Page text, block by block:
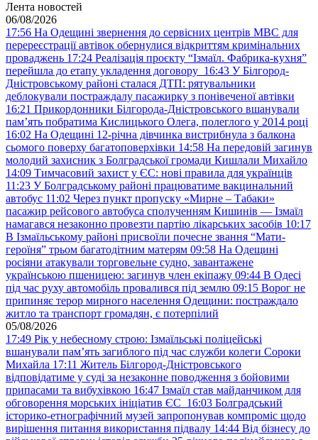
Лента новостей
06/08/2026
17:56 На Одещині звернення до сервісних центрів МВС для
перереєстрації автівок обернулися відкриттям кримінальних
проваджень 17:24 Реалізація проєкту “Ізмаїл. Фабрика-кухня”
перейшла до етапу укладення договору 16:43 У Білгород-
Дністровському районі сталася ДТП: рятувальники
деблокували постраждалу пасажирку з понівеченої автівки
16:21 Прикордонники Білгорода-Дністровського вшанували
пам’ять побратима Кислицького Олега, полеглого у 2014 році
16:02 На Одещині 12-річна дівчинка вистрибнула з балкона
сьомого поверху багатоповерхівки 14:58 На передовій загинув
молодий захисник з Болградської громади Кишлали Михайло
14:09 Тимчасовий захист у ЄС: нові правила для українців
11:23 У Болградському районі працюватиме вакцинальний
автобус 11:02 Через пункт пропуску «Мирне – Табаки»
пасажир рейсового автобуса сполученням Кишинів — Ізмаїл
намагався незаконно провезти партію лікарських засобів 10:17
В Ізмаїльському районі присвоїли почесне звання “Мати-
героїня” трьом багатодітним матерям 09:58 На Одещині
росіяни атакували торговельне судно, завантажене
українською пшеницею: загинув член екіпажу 09:44 В Одесі
під час руху автомобіль провалився під землю 09:15 Ворог не
припиняє терор мирного населення Одещини: постраждало
житло та транспорт громадян, є потерпілий
05/08/2026
17:49 Рік у небесному строю: Ізмаїльські поліцейські
вшанували пам’ять загиблого під час служби колеги Сороки
Михайла 17:11 Житель Білгород-Дністровського
відповідатиме у суді за незаконне поводження з бойовими
припасами та вибухівкою 16:47 Ізмаїл став майданчиком для
обговорення морських ініціатив ЄС 16:03 Болградський
історико-етнографічний музей запропонував компроміс щодо
вирішення питання використання підвалу 14:44 Від бізнесу до